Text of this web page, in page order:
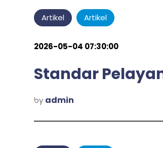
Artikel Artikel
2026-05-04 07:30:00
Standar
by admin